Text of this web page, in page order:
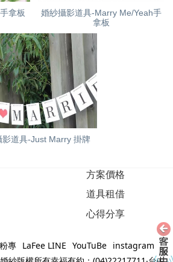
拿板
婚紗攝影道具-Marry Me/Yeah手
拿板
影道具-Just Marry 掛牌
方案價格
道具租借
心得分享
專 LaFee LINE YouTuBe
instagram